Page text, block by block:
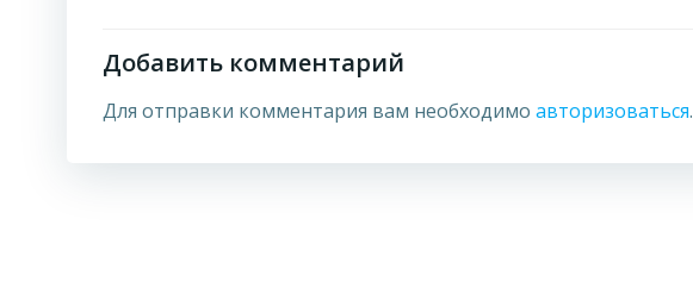
Добавить комментарий
Для отправки комментария вам необходимо авторизоваться.